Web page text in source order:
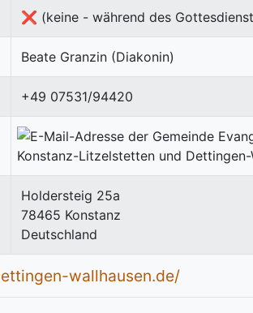
❌ (keine - während des
Beate Granzin (Diakonin)
+49 07531/94420
Holdersteig 25a
78465 Konstanz
Deutschland
wallhausen.de/